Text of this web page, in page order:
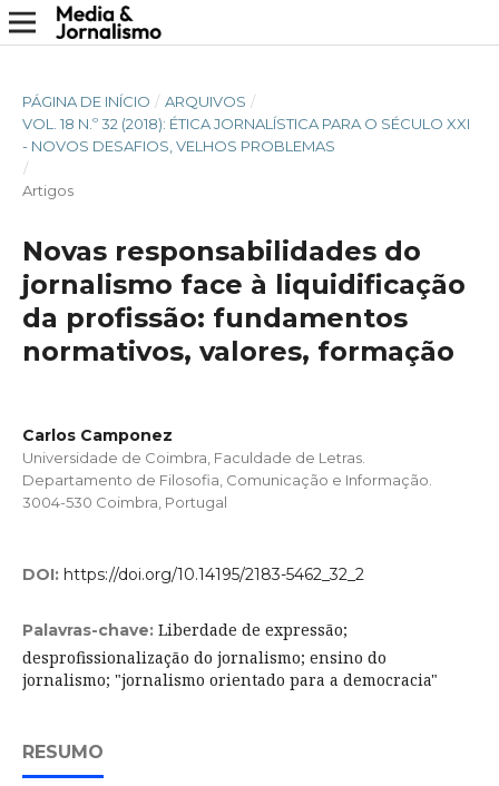
PÁGINA DE INÍCIO / ARQUIVOS /
VOL. 18 N.º 32 (2018): ÉTICA JORNALÍSTICA PARA O SÉCULO XXI
- NOVOS DESAFIOS, VELHOS PROBLEMAS
/
Artigos
Novas responsabilidades do
jornalismo face à liquidificação
da profissão: fundamentos
normativos, valores, formação
Carlos Camponez
Universidade de Coimbra, Faculdade de Letras.
Departamento de Filosofia, Comunicação e Informação.
3004-530 Coimbra, Portugal
DOI: https://doi.org/10.14195/2183-5462_32_2
Palavras-chave: Liberdade de expressão;
desprofissionalização do jornalismo; ensino do
jornalismo; "jornalismo orientado para a democracia"
RESUMO